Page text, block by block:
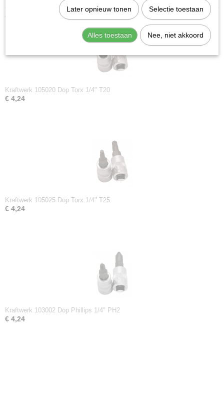
Ook interessant
Kraftwerk 105020 Dop Torx 1/4" T20
€ 4,24
Kraftwerk 105025 Dop Torx 1/4" T25
€ 4,24
Kraftwerk 103002 Dop Phillips 1/4" PH2
€ 4,24
Later opnieuw tonen Selectie toestaan
Alles toestaan Nee, niet akkoord